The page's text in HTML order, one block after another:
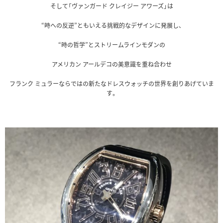
そして「ヴァンガード クレイジー アワーズ」は
“時への反逆”ともいえる挑戦的なデザインに発展し、
“時の哲学”とストリームラインモダンの
アメリカン アールデコの美意識を重ね合わせ
フランク ミュラーならではの新たなドレスウォッチの世界を創りあげていま
す。